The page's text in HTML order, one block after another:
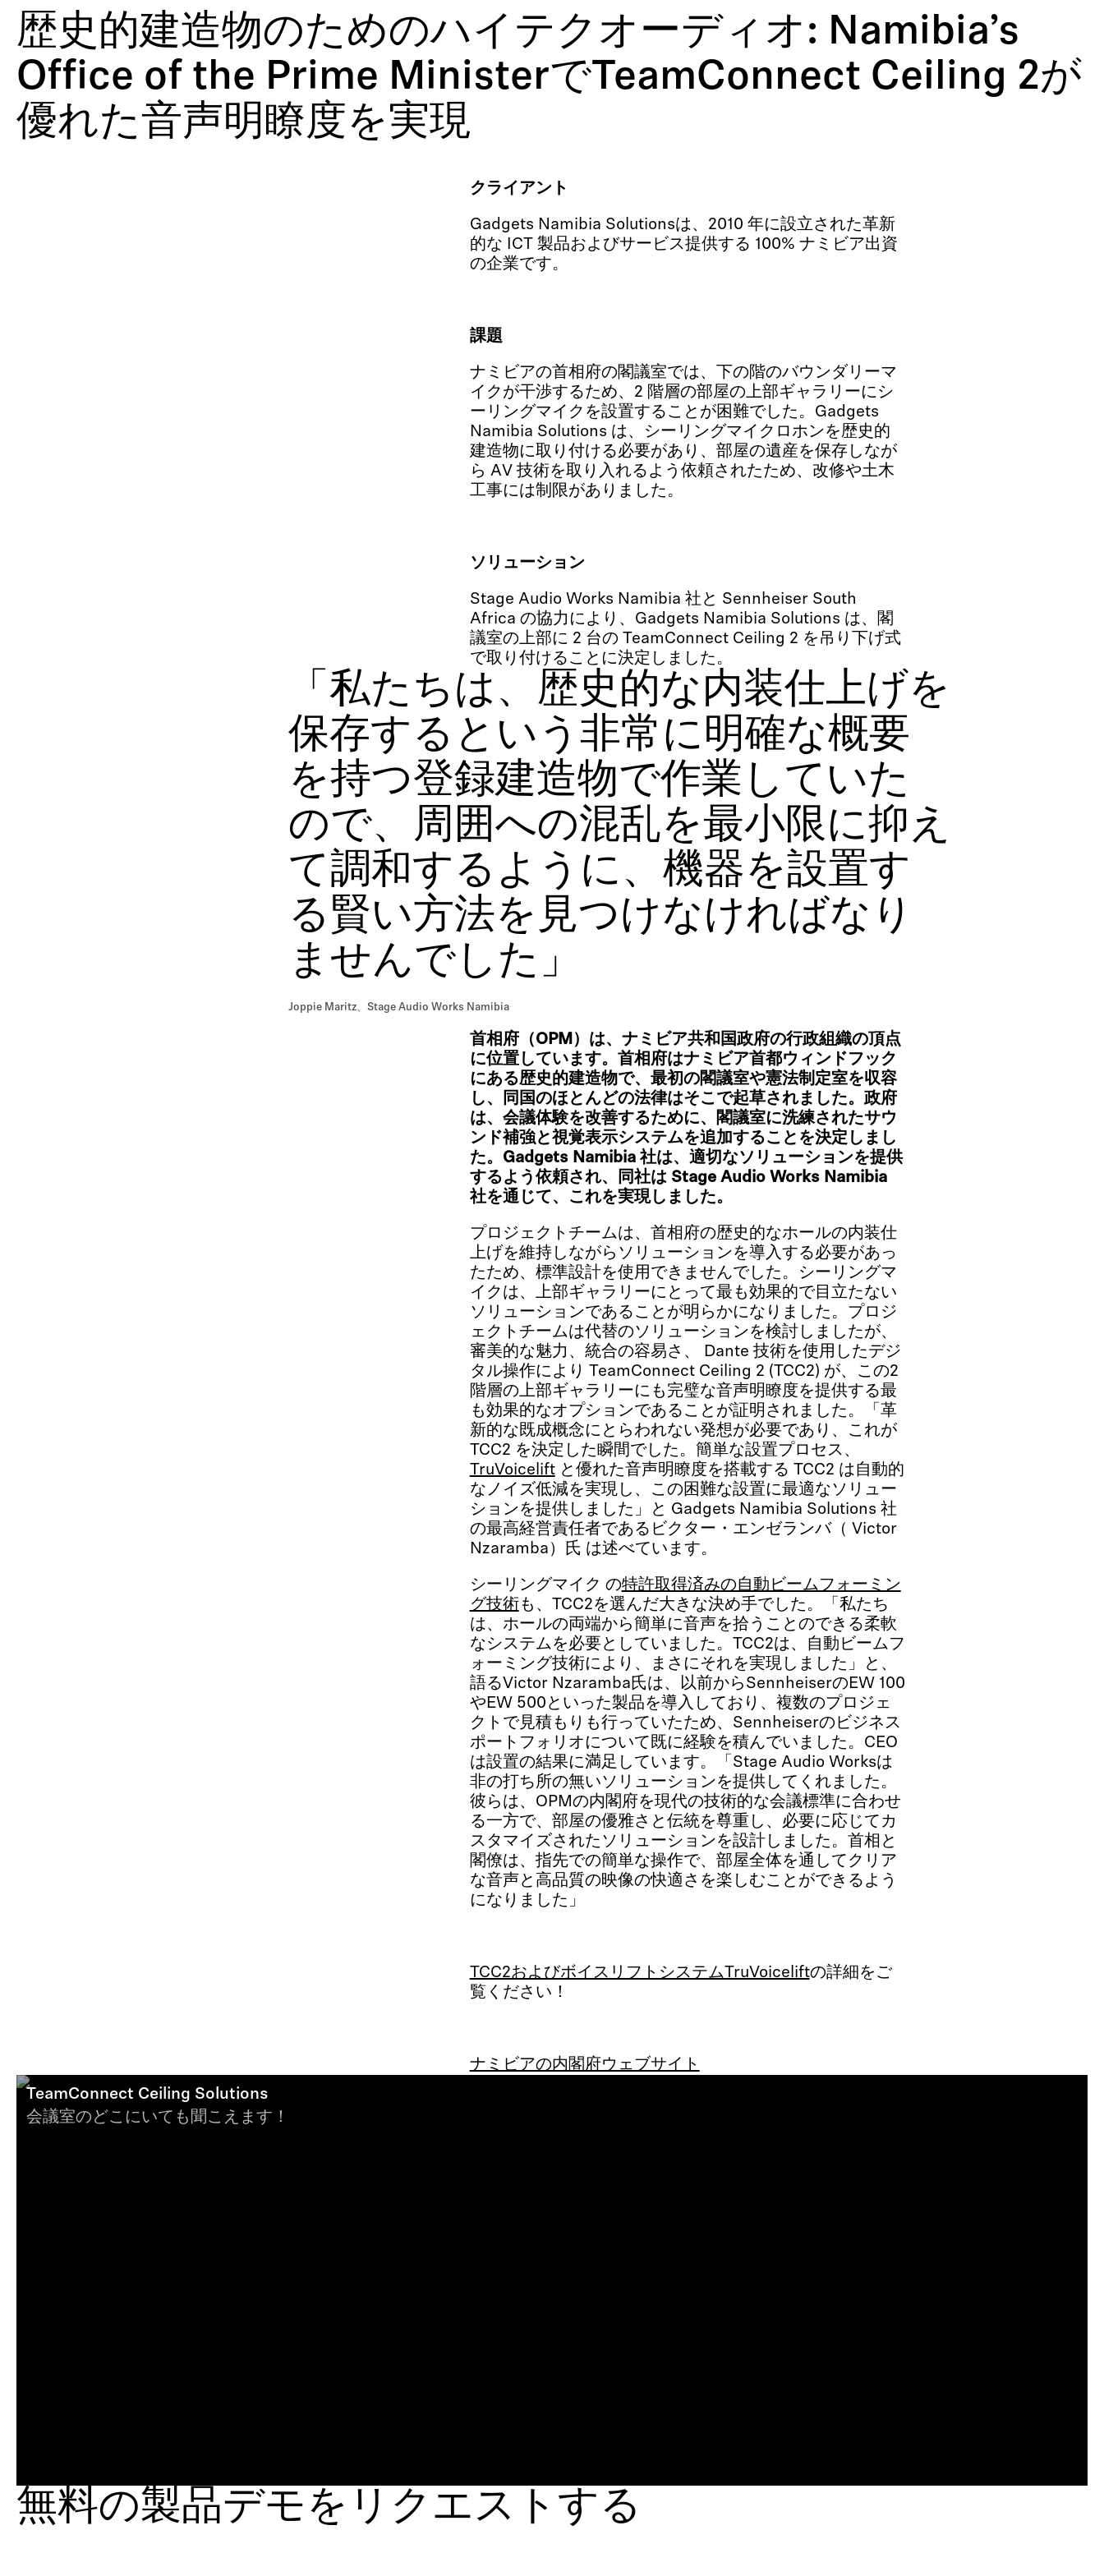
ス
ム
ロ
ク
シ
ョ
レ
ー
デ
ィ
ン
＆
カ
ン
キ
ス
ト
テ
シ
ョ
ン
グ
援
と
視
ジ
ー
ナ
リ
ア
ー
歴史的建造物のためのハイテクオーディオ: Namibia’s
Office of the Prime MinisterでTeamConnect Ceiling 2が
優れた音声明瞭度を実現
クライアント
Gadgets Namibia Solutionsは、2010 年に設立された革新
的な ICT 製品およびサービス提供する 100% ナミビア出資
の企業です。
課題
ナミビアの首相府の閣議室では、下の階のバウンダリーマ
イクが干渉するため、2 階層の部屋の上部ギャラリーにシ
ーリングマイクを設置することが困難でした。Gadgets
Namibia Solutions は、シーリングマイクロホンを歴史的
建造物に取り付ける必要があり、部屋の遺産を保存しなが
ら AV 技術を取り入れるよう依頼されたため、改修や土木
工事には制限がありました。
ソリューション
Stage Audio Works Namibia 社と Sennheiser South
Africa の協力により、Gadgets Namibia Solutions は、閣
議室の上部に 2 台の TeamConnect Ceiling 2 を吊り下げ式
で取り付けることに決定しました。
「私たちは、歴史的な内装仕上げを
保存するという非常に明確な概要
を持つ登録建造物で作業していた
ので、周囲への混乱を最小限に抑え
て調和するように、機器を設置す
る賢い方法を見つけなければなり
ませんでした」
Joppie Maritz、Stage Audio Works Namibia
首相府（OPM）は、ナミビア共和国政府の行政組織の頂点
に位置しています。首相府はナミビア首都ウィンドフック
にある歴史的建造物で、最初の閣議室や憲法制定室を収容
し、同国のほとんどの法律はそこで起草されました。政府
は、会議体験を改善するために、閣議室に洗練されたサウ
ンド補強と視覚表示システムを追加することを決定しまし
た。Gadgets Namibia 社は、適切なソリューションを提供
するよう依頼され、同社は Stage Audio Works Namibia
社を通じて、これを実現しました。
プロジェクトチームは、首相府の歴史的なホールの内装仕
上げを維持しながらソリューションを導入する必要があっ
たため、標準設計を使用できませんでした。シーリングマ
イクは、上部ギャラリーにとって最も効果的で目立たない
ソリューションであることが明らかになりました。プロジ
ェクトチームは代替のソリューションを検討しましたが、
審美的な魅力、統合の容易さ、 Dante 技術を使用したデジ
タル操作により TeamConnect Ceiling 2 (TCC2) が、この2
階層の上部ギャラリーにも完璧な音声明瞭度を提供する最
も効果的なオプションであることが証明されました。「革
新的な既成概念にとらわれない発想が必要であり、これが
TCC2 を決定した瞬間でした。簡単な設置プロセス、
TruVoiceliftと優れた音声明瞭度を搭載する TCC2 は自動的
なノイズ低減を実現し、この困難な設置に最適なソリュー
ションを提供しました」と Gadgets Namibia Solutions 社
の最高経営責任者であるビクター・エンゼランバ（ Victor
Nzaramba）氏 は述べています。
シーリングマイク の特許取得済みの自動ビームフォーミン
グ技術も、TCC2を選んだ大きな決め手でした。「私たち
は、ホールの両端から簡単に音声を拾うことのできる柔軟
なシステムを必要としていました。TCC2は、自動ビームフ
ォーミング技術により、まさにそれを実現しました」と、
語るVictor Nzaramba氏は、以前からSennheiserのEW 100
やEW 500といった製品を導入しており、複数のプロジェ
クトで見積もりも行っていたため、Sennheiserのビジネス
ポートフォリオについて既に経験を積んでいました。CEO
は設置の結果に満足しています。「Stage Audio Worksは
非の打ち所の無いソリューションを提供してくれました。
彼らは、OPMの内閣府を現代の技術的な会議標準に合わせ
る一方で、部屋の優雅さと伝統を尊重し、必要に応じてカ
スタマイズされたソリューションを設計しました。首相と
閣僚は、指先での簡単な操作で、部屋全体を通してクリア
な音声と高品質の映像の快適さを楽しむことができるよう
になりました」
TCC2およびボイスリフトシステムTruVoiceliftの詳細をご
覧ください！
ナミビアの内閣府ウェブサイト
TeamConnect Ceiling Solutions
会議室のどこにいても聞こえます！
無料の製品デモをリクエストする